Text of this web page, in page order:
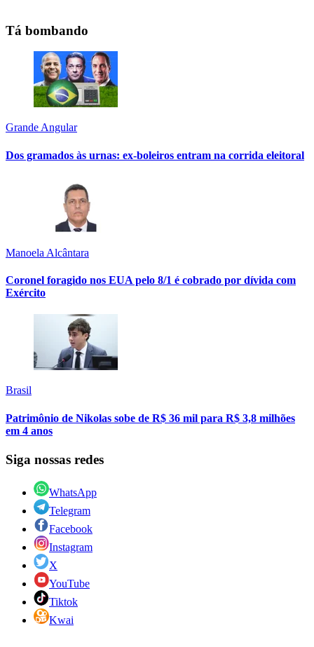
Tá bombando
Grande Angular
Dos gramados às urnas: ex-boleiros entram na corrida eleitoral
Manoela Alcântara
Coronel foragido nos EUA pelo 8/1 é cobrado por dívida com
Exército
Brasil
Patrimônio de Nikolas sobe de R$ 36 mil para R$ 3,8 milhões
em 4 anos
Siga nossas redes
WhatsApp
Telegram
Facebook
Instagram
X
YouTube
Tiktok
Kwai